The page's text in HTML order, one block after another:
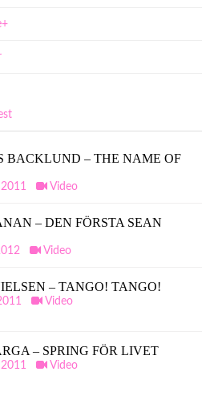
BACKLUND – THE NAME OF
2011 Video
– DEN FÖRSTA SEAN
Video
– TANGO! TANGO!
Video
– SPRING FÖR LIVET
2011 Video